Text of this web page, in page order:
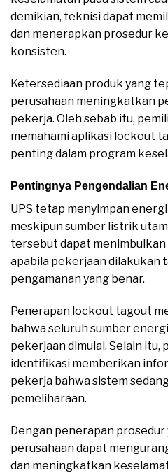
demikian, teknisi dapat
dan menerapkan prosedur
konsisten.
Ketersediaan produk yang
perusahaan meningkatkan
pekerja. Oleh sebab itu,
memahami aplikasi lockout
penting dalam program
Pentingnya Pengendalian
UPS tetap menyimpan
meskipun sumber listrik
tersebut dapat
apabila pekerjaan dilakukan
pengamanan yang benar.
Penerapan lockout tagout
bahwa seluruh sumber
pekerjaan dimulai. Selain itu,
identifikasi memberikan
pekerja bahwa sistem
pemeliharaan.
Dengan penerapan
perusahaan dapat
dan meningkatkan